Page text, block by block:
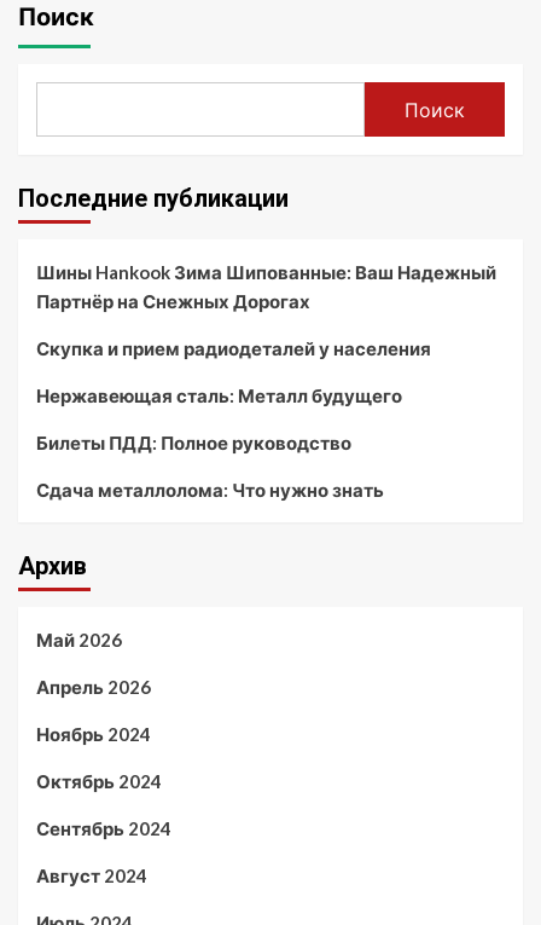
Поиск
Поиск
Последние публикации
Шины Hankook Зима Шипованные: Ваш Надежный
Партнёр на Снежных Дорогах
Скупка и прием радиодеталей у населения
Нержавеющая сталь: Металл будущего
Билеты ПДД: Полное руководство
Сдача металлолома: Что нужно знать
Архив
Май 2026
Апрель 2026
Ноябрь 2024
Октябрь 2024
Сентябрь 2024
Август 2024